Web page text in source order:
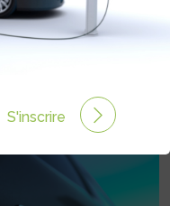
2025 à 19:00
S'inscrire